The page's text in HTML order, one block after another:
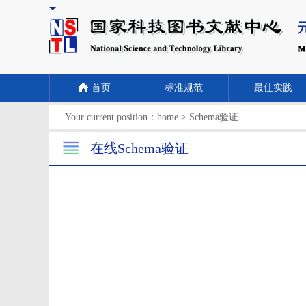
首页 标准规范 最佳实践
Your current position： home > Schema验证
在线Schema验证